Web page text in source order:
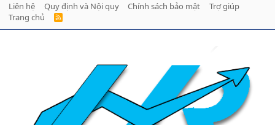
Liên hệ
Quy định và Nội quy Chính sách bảo mật
Trợ giúp
Trang chủ
R